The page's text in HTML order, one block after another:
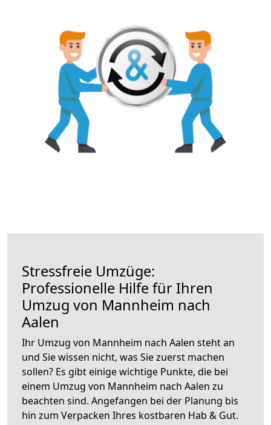
Stressfreie Umzüge:
Professionelle Hilfe für Ihren
Umzug von Mannheim nach
Aalen
Ihr Umzug von Mannheim nach Aalen steht an
und Sie wissen nicht, was Sie zuerst machen
sollen? Es gibt einige wichtige Punkte, die bei
einem Umzug von Mannheim nach Aalen zu
beachten sind. Angefangen bei der Planung bis
hin zum Verpacken Ihres kostbaren Hab & Gut.